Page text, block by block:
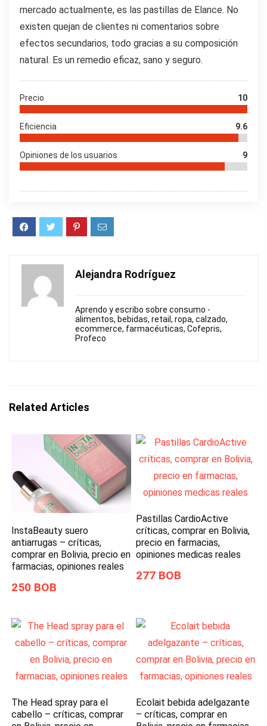
mercado actualmente, es las pastillas de Elance. No
existen quejan de clientes ni comentarios sobre
efectos secundarios, todo gracias a su composición
natural. Es un remedio eficaz, sano y seguro.
Precio 10
Eficiencia 9.6
Opiniones de los usuarios 9
Alejandra Rodríguez
Aprendo y escribo sobre consumo -
alimentos, bebidas, retail, ropa, calzado,
ecommerce, farmacéuticas, Cofepris,
Profeco
Related Articles
InstaBeauty suero
antiarrugas – críticas,
comprar en Bolivia, precio en
farmacias, opiniones reales
250 BOB
Pastillas CardioActive
críticas, comprar en Bolivia,
precio en farmacias,
opiniones medicas reales
277 BOB
The Head spray para el
cabello – críticas, comprar
Ecolait bebida adelgazante
– críticas, comprar en